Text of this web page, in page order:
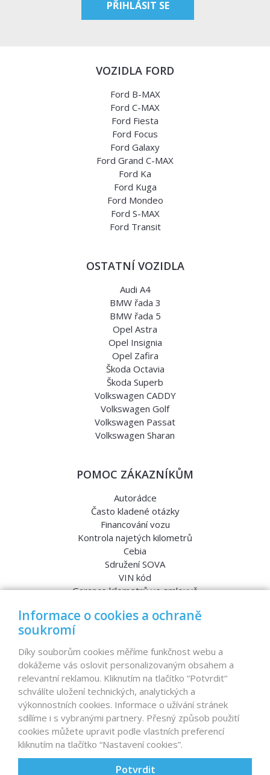
VOZIDLA FORD
Ford B-MAX
Ford C-MAX
Ford Fiesta
Ford Focus
Ford Galaxy
Ford Grand C-MAX
Ford Ka
Ford Kuga
Ford Mondeo
Ford S-MAX
Ford Transit
OSTATNÍ VOZIDLA
Audi A4
BMW řada 3
BMW řada 5
Opel Astra
Opel Insignia
Opel Zafira
Škoda Octavia
Škoda Superb
Volkswagen CADDY
Volkswagen Golf
Volkswagen Passat
Volkswagen Sharan
POMOC ZÁKAZNÍKŮM
Autorádce
Často kladené otázky
Financování vozu
Kontrola najetých kilometrů
Cebia
Sdružení SOVA
VIN kód
Garance kilometrů ve smlouvě
Nabídka vozů
Reference
Dovoz aut na míru – pro koho je určen?
Garanční program
Prodat auto
Finance
Prodaná auta
Proč D1 CARS?
Informace o cookies a ochraně
soukromí
Díky souborům cookies měříme funkčnost webu a
dokážeme vás oslovit personalizovaným obsahem a
relevantní reklamou. Kliknutím na tlačítko “Potvrdit“
schválíte uložení technických, analytických a
výkonnostních cookies. Informace o užívání stránek
sdílíme i s vybranými partnery. Přesný způsob použití
cookies můžete upravit podle vlastních preferencí
kliknutím na tlačítko “Nastavení cookies”.
Potvrdit